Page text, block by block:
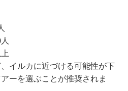
イルカに近づける可能性が下
ーを選ぶことが推奨されま